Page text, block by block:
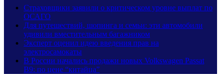
Страховщики заявили о критическом уровне выплат по
ОСАГО
Для путешествий, шопинга и семьи: эти автомобили
удивили вместительным багажником
Эксперт оценил идею введения прав на
электросамокаты
В России начались продажи новых Volkswagen Passat
B9: по цене “китайца”